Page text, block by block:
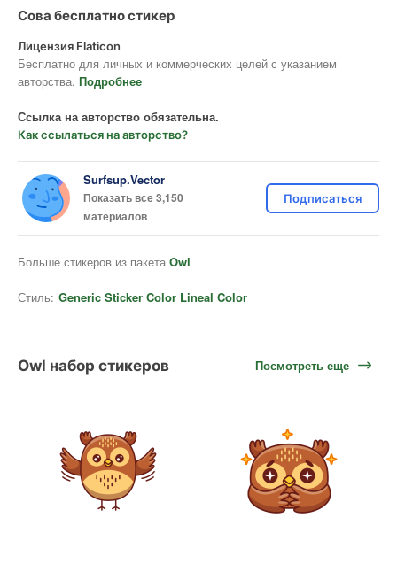
Сова бесплатно стикер
Лицензия Flaticon
Бесплатно для личных и коммерческих целей с указанием
авторства. Подробнее
Ссылка на авторство обязательна.
Как ссылаться на авторство?
Surfsup.Vector
Показать все 3,150
материалов
Подписаться
Больше стикеров из пакета Owl
Стиль: Generic Sticker Color Lineal Color
Owl набор стикеров Посмотреть еще